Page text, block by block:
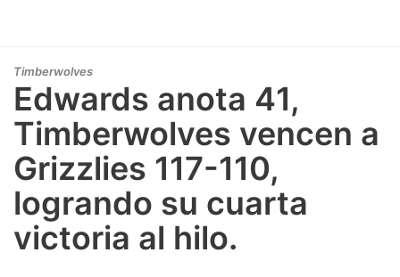
Timberwolves
Edwards anota 41,
Timberwolves vencen a
Grizzlies 117-110,
logrando su cuarta
victoria al hilo.